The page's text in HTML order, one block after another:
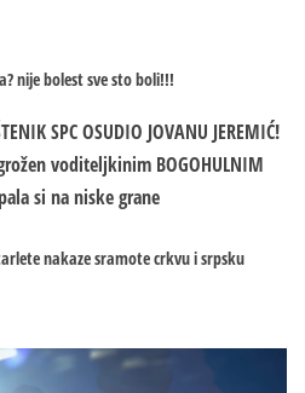
nije bolest sve sto boli!!!
SPC OSUDIO JOVANU JEREMIĆ!
voditeljkinim BOGOHULNIM
si na niske grane
nakaze sramote crkvu i srpsku